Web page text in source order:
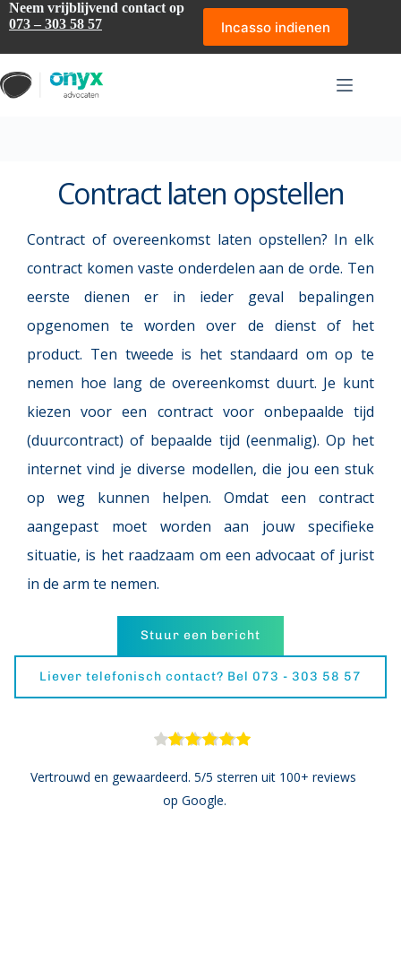
Ga
naar
inhoud
Neem vrijblijvend contact op
073 – 303 58 57
Incasso indienen
Contract laten opstellen
Contract of overeenkomst laten opstellen? In elk
contract komen vaste onderdelen aan de orde. Ten
eerste dienen er in ieder geval bepalingen
opgenomen te worden over de dienst of het
product. Ten tweede is het standaard om op te
nemen hoe lang de overeenkomst duurt. Je kunt
kiezen voor een contract voor onbepaalde tijd
(duurcontract) of bepaalde tijd (eenmalig). Op het
internet vind je diverse modellen, die jou een stuk
op weg kunnen helpen. Omdat een contract
aangepast moet worden aan jouw specifieke
situatie, is het raadzaam om een advocaat of jurist
in de arm te nemen.
Stuur een bericht
Liever telefonisch contact? Bel 073 - 303 58 57
Vertrouwd en gewaardeerd. 5/5 sterren uit 100+ reviews
op Google.